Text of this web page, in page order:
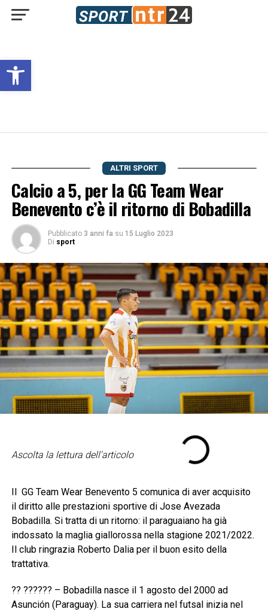
Open toolbar
ALTRI SPORT
Calcio a 5, per la GG Team Wear
Benevento c’è il ritorno di Bobadilla
Pubblicato 3 anni fa su 15 Luglio 2023
Di sport
Ascolta la lettura dell'articolo
Il GG Team Wear Benevento 5 comunica di aver acquisito
il diritto alle prestazioni sportive di Jose Avezada
Bobadilla. Si tratta di un ritorno: il paraguaiano ha già
indossato la maglia giallorossa nella stagione 2021/2022.
Il club ringrazia Roberto Dalia per il buon esito della
trattativa.
?? ?????? – Bobadilla nasce il 1 agosto del 2000 ad
Asunción (Paraguay). La sua carriera nel futsal inizia nel